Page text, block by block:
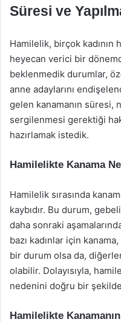
Süresi ve
Hamilelik, birçok kadının
heyecan verici bir
beklenmedik durumlar,
anne adaylarını
gelen kanamanın süresi,
sergilenmesi gerektiği
hazırlamak istedik.
Hamilelikte Kanama
Hamilelik sırasında
kaybıdır. Bu durum,
daha sonraki
bazı kadınlar için
bir durum olsa da,
olabilir. Dolayısıyla,
nedenini doğru bir
Hamilelikte